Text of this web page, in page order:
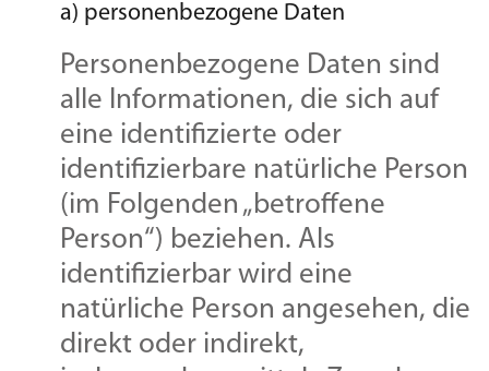
a) personenbezogene Daten
Personenbezogene Daten sind
alle Informationen, die sich auf
eine identifizierte oder
identifizierbare natürliche Person
(im Folgenden „betroffene
Person“) beziehen. Als
identifizierbar wird eine
natürliche Person angesehen, die
direkt oder indirekt,